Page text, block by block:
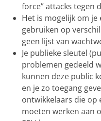
force” attacks tegen
Het is mogelijk om je
gebruiken op
geen lijst van
Je publieke sleutel
problemen gedeeld
kunnen deze public
en je zo toegang
ontwikkelaars die op
moeten werken aan